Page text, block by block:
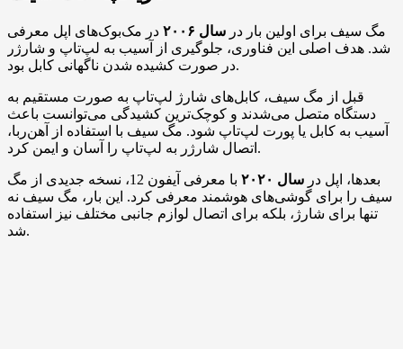
مگ سیف برای اولین بار در سال ۲۰۰۶
در مک‌بوک‌های اپل معرفی
شد. هدف اصلی این فناوری، جلوگیری از آسیب به لپ‌تاپ و شارژر
در صورت کشیده شدن ناگهانی کابل بود.
قبل از مگ سیف، کابل‌های شارژ لپ‌تاپ به صورت مستقیم به
دستگاه متصل می‌شدند و کوچک‌ترین کشیدگی می‌توانست باعث
آسیب به کابل یا پورت لپ‌تاپ شود. مگ سیف با استفاده از آهن‌ربا،
اتصال شارژر به لپ‌تاپ را آسان و ایمن کرد.
بعدها، اپل در سال ۲۰۲۰
با معرفی آیفون 12، نسخه جدیدی از مگ
سیف را برای گوشی‌های هوشمند معرفی کرد. این بار، مگ سیف نه
تنها برای شارژ، بلکه برای اتصال لوازم جانبی مختلف نیز استفاده
شد.